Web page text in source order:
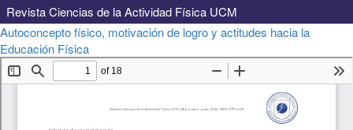
Revista Ciencias de la Actividad Física UCM
Volver
a
los
detalles
Autoconcepto físico, motivación de logro y actitudes hacia la
Educación Física